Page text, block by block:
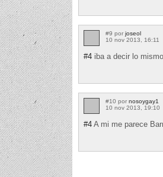
#9 por joseol
10 nov 2013, 16:11
#4 iba a decir lo
#10 por nosoygay1
10 nov 2013, 19:10
#4 A mi me parece